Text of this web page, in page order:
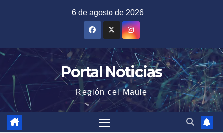
6 de agosto de 2026
Portal Noticias
Región del Maule